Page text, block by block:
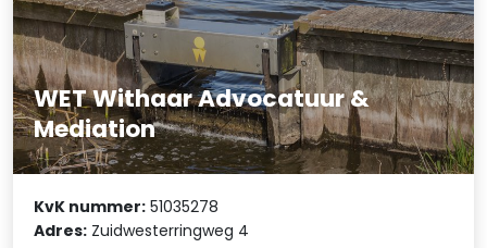
WET Withaar Advocatuur &
Mediation
KvK nummer: 51035278
Adres: Zuidwesterringweg 4